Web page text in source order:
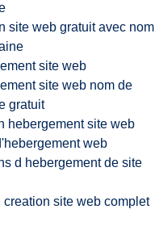
site web gratuit avec nom
site web
site web nom de
gratuit
hebergement site web
web
d hebergement de site
creation site web complet